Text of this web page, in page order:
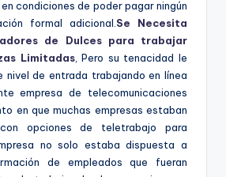
condiciones de poder pagar ningún
formal adicional.Se Necesita
de Dulces para trabajar
Limitadas, Pero su tenacidad le
nivel de entrada trabajando en línea
empresa de telecomunicaciones
en que muchas empresas estaban
con opciones de teletrabajo para
no solo estaba dispuesta a
de empleados que fueran